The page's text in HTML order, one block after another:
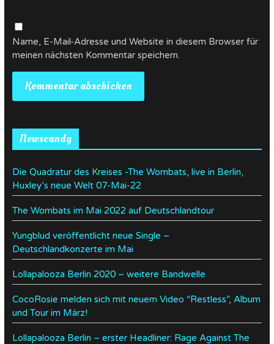
Name, E-Mail-Adresse und Website in diesem Browser für
meinen nächsten Kommentar speichern.
Newscandy
Die Quadratur des Kreises -The Wombats, live in Berlin,
Huxley’s neue Welt 07-Mai-22
The Wombats im Mai 2022 auf Deutschlandtour
Yungblud veröffentlicht neue Single –
Deutschlandkonzerte im Mai
Lollapalooza Berlin 2020 – weitere Bandwelle
CocoRosie melden sich mit neuem Video “Restless”, Album
und Tour im März!
Lollapalooza Berlin – erster Headliner: Rage Against The